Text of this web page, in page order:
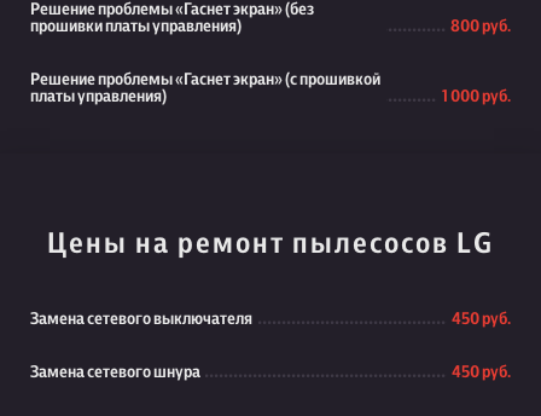
Решение проблемы «Гаснет экран» (без
прошивки платы управления)
800 руб.
Решение проблемы «Гаснет экран» (с прошивкой
платы управления)
1 000 руб.
Цены на ремонт пылесосов LG
Замена сетевого выключателя 450 руб.
Замена сетевого шнура 450 руб.